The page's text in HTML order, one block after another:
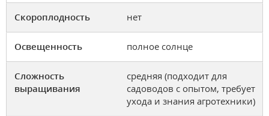
Скороплодность нет
Освещенность полное солнце
Сложность
выращивания
средняя (подходит для
садоводов с опытом, требует
ухода и знания агротехники)